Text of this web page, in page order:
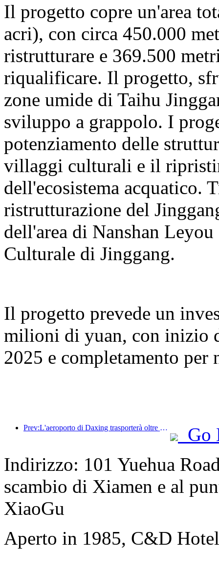
Il progetto copre un'area
acri), con circa 450.000
ristrutturare e 369.500
riqualificare. Il progetto,
zone umide di Taihu
sviluppo a grappolo. I
potenziamento delle
villaggi culturali e il
dell'ecosistema acquatico.
ristrutturazione del
dell'area di Nanshan
Culturale di Jinggang.
Il progetto prevede un
milioni di yuan, con inizio
2025 e completamento per
Prev:L'aeroporto di Daxing trasporterà oltre 1,3 milioni di passeggeri durante la festa nazionale del 2025
Go
Indirizzo: 101 Yuehua
scambio di Xiamen e al
XiaoGu
Aperto in 1985, C&D